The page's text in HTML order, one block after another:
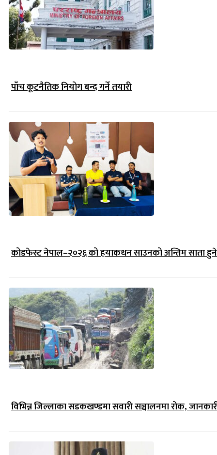
पाँच कूटनैतिक नियोग बन्द गर्ने तयारी
कोडफेस्ट नेपाल–२०२६ को हयाकथन साउनको अन्तिम साता हुने
विभिन्न जिल्लाका सडकखण्डमा सवारी सञ्चालनमा रोक,